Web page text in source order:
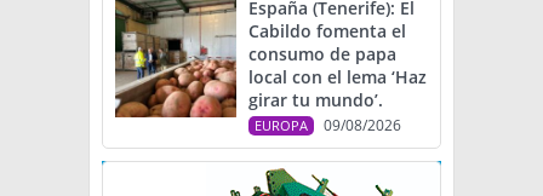
España (Tenerife): El
Cabildo fomenta el
consumo de papa
local con el lema ‘Haz
girar tu mundo’.
EUROPA 09/08/2026